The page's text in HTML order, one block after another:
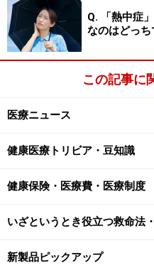
制度によって大部分は政
くならアメリカ、医療を
のがアメリカで働く日本
Mount Sinaiからの眺め
Q. 「熱中症
なのはどっち
この記事に
医療ニュース
健康医療トリビア・豆知識
健康保険・医療費・医療制度
いざというとき役立つ救命法
新製品ピックアップ